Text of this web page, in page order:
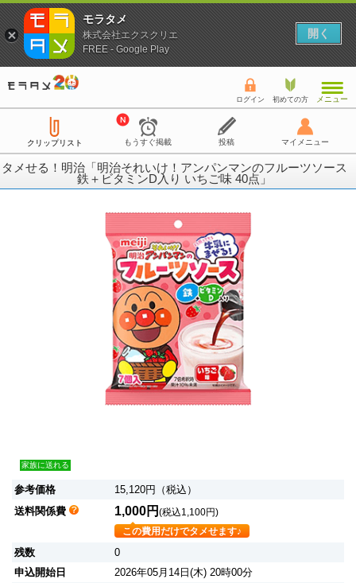
ログイン 初めての方 メニュー
クリップリスト もうすぐ掲載 投稿 マイメニュー
タメせる！明治「明治それいけ！アンパンマンのフルーツソース
鉄＋ビタミンD入り いちご味 40点」
家族に送れる
参考価格
15,120円（税込）
送料関係費
1,000円 (税込1,100円)
この費用だけでタメせます♪
残数
0
申込開始日
2026年05月14日(木) 20時00分
モラタメ
株式会社エクスクリエ
FREE - Google Play
開く